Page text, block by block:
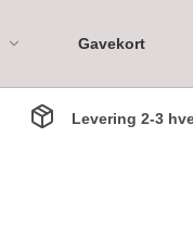
Gavekort
Levering 2-3